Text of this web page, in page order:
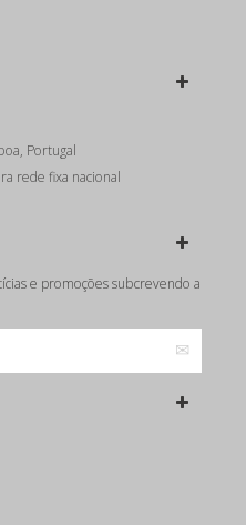
Portugal
rede fixa nacional
e promoções subcrevendo a